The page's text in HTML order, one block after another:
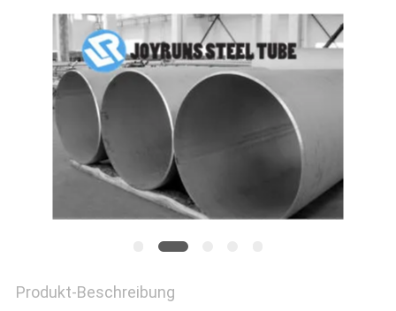
ZITAT
SEITENVERZEICHNIS
DATENSCHUTZ-
BESTIMMUNGEN
Produkt-Beschreibung